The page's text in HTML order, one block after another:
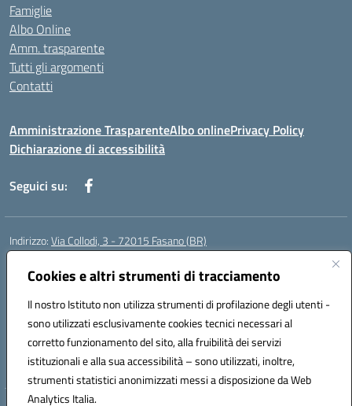
Cookies e altri strumenti di tracciamento
Il nostro Istituto non utilizza strumenti di profilazione degli utenti -
sono utilizzati esclusivamente cookies tecnici necessari al
corretto funzionamento del sito, alla fruibilità dei servizi
istituzionali e alla sua accessibilità – sono utilizzati, inoltre,
strumenti statistici anonimizzati messi a disposizione da Web
Analytics Italia.
Famiglie
Albo Online
Amm. trasparente
Tutti gli argomenti
Contatti
Amministrazione TrasparenteAlbo onlinePrivacy Policy
Dichiarazione di accessibilità
Seguici su:
Indirizzo:Via Collodi, 3 - 72015 Fasano (BR)
Centralino:
Posta elettronica certificata (PEC):bric839004@pec.istruzione.it
Codice fiscale: 90059320748
Codice meccanografico:BRIC839004
Codice Indice delle Pubbliche Amministrazioni (IPA): istsc_bree02200r
Codice unico di fatturazione (CUF): MIL3BD